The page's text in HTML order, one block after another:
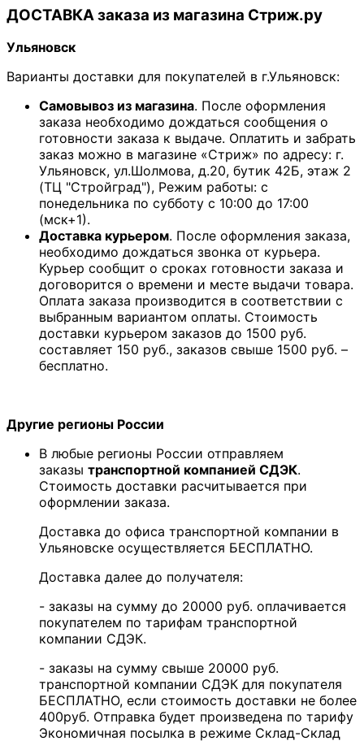
ДОСТАВКА заказа из магазина Стриж.ру
Ульяновск
Варианты доставки для покупателей в г.Ульяновск:
Самовывоз из магазина. После оформления
заказа необходимо дождаться сообщения о
готовности заказа к выдаче. Оплатить и забрать
заказ можно в магазине «Стриж» по адресу: г.
Ульяновск, ул.Шолмова, д.20, бутик 42Б, этаж 2
(ТЦ "Стройград"), Режим работы: с
понедельника по субботу с 10:00 до 17:00
(мск+1).
Доставка курьером. После оформления заказа,
необходимо дождаться звонка от курьера.
Курьер сообщит о сроках готовности заказа и
договорится о времени и месте выдачи товара.
Оплата заказа производится в соответствии с
выбранным вариантом оплаты. Стоимость
доставки курьером заказов до 1500 руб.
составляет 150 руб., заказов свыше 1500 руб. –
бесплатно.
Другие регионы России
В любые регионы России отправляем
заказы транспортной компанией СДЭК.
Стоимость доставки расчитывается при
оформлении заказа.
Доставка до офиса транспортной компании в
Ульяновске осуществляется БЕСПЛАТНО.
Доставка далее до получателя:
- заказы на сумму до 20000 руб. оплачивается
покупателем по тарифам транспортной
компании СДЭК.
- заказы на сумму свыше 20000 руб.
транспортной компании СДЭК для покупателя
БЕСПЛАТНО, если стоимость доставки не более
400руб. Отправка будет произведена по тарифу
Экономичная посылка в режиме Склад-Склад